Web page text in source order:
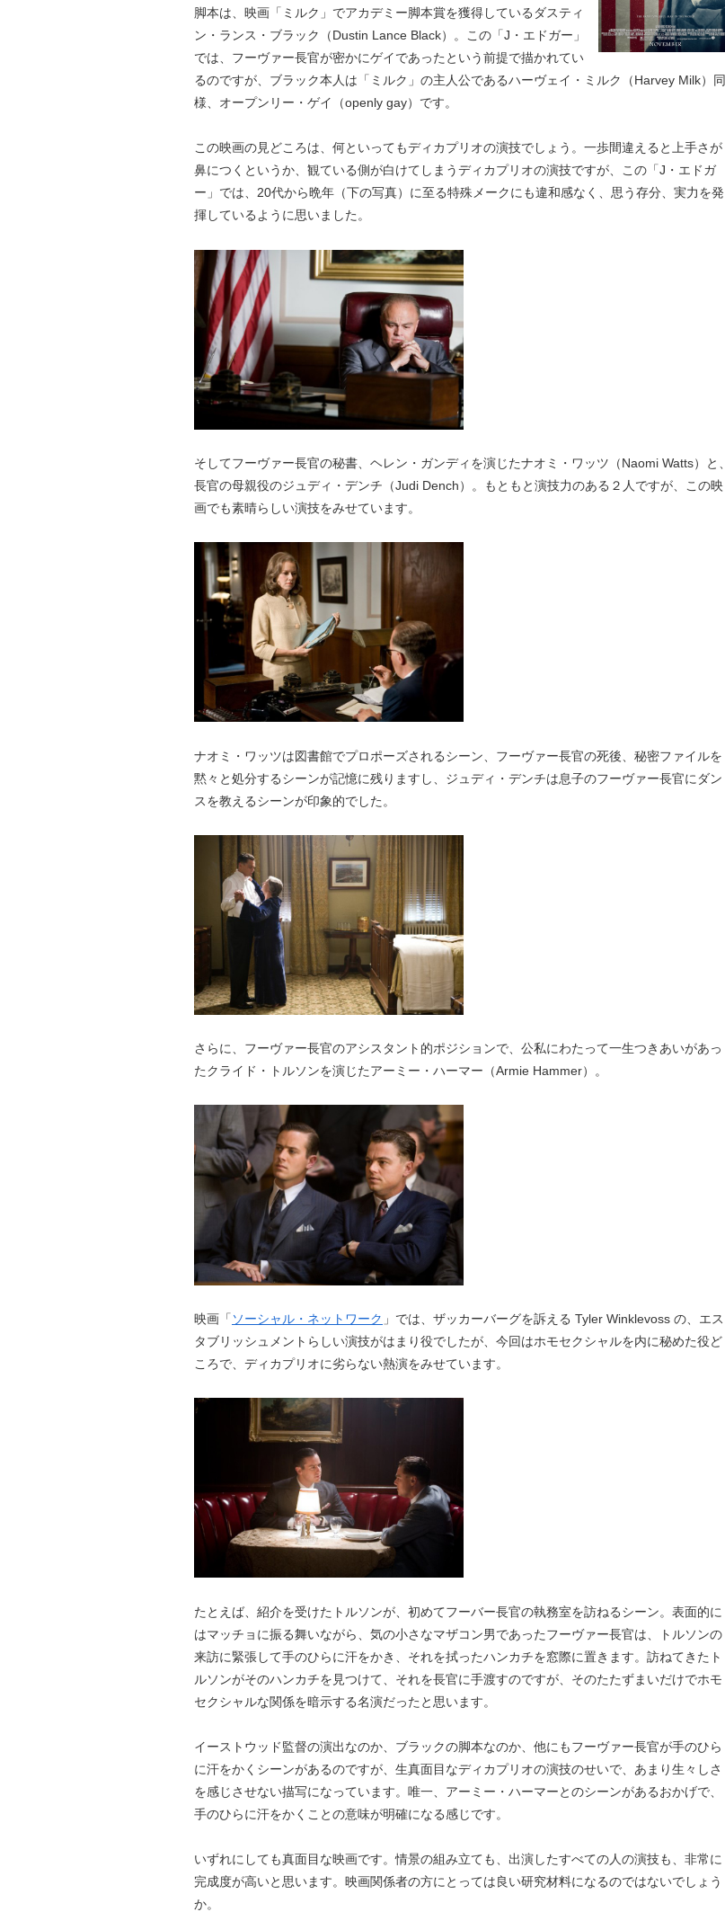
脚本は、映画「ミルク」でアカデミー脚本賞を獲得しているダスティ
ン・ランス・ブラック（Dustin Lance Black）。この「J・エドガー」
では、フーヴァー長官が密かにゲイであったという前提で描かれてい
るのですが、ブラック本人は「ミルク」の主人公であるハーヴェイ・ミルク（Harvey Milk）同
様、オープンリー・ゲイ（openly gay）です。
この映画の見どころは、何といってもディカプリオの演技でしょう。一歩間違えると上手さが
鼻につくというか、観ている側が白けてしまうディカプリオの演技ですが、この「J・エドガ
ー」では、20代から晩年（下の写真）に至る特殊メークにも違和感なく、思う存分、実力を発
揮しているように思いました。
そしてフーヴァー長官の秘書、ヘレン・ガンディを演じたナオミ・ワッツ（Naomi Watts）と、
長官の母親役のジュディ・デンチ（Judi Dench）。もともと演技力のある２人ですが、この映
画でも素晴らしい演技をみせています。
ナオミ・ワッツは図書館でプロポーズされるシーン、フーヴァー長官の死後、秘密ファイルを
黙々と処分するシーンが記憶に残りますし、ジュディ・デンチは息子のフーヴァー長官にダン
スを教えるシーンが印象的でした。
さらに、フーヴァー長官のアシスタント的ポジションで、公私にわたって一生つきあいがあっ
たクライド・トルソンを演じたアーミー・ハーマー（Armie Hammer）。
映画「 ソーシャル・ネットワーク 」では、ザッカーバーグを訴える Tyler Winklevoss の、エス
タブリッシュメントらしい演技がはまり役でしたが、今回はホモセクシャルを内に秘めた役ど
ころで、ディカプリオに劣らない熱演をみせています。
たとえば、紹介を受けたトルソンが、初めてフーバー長官の執務室を訪ねるシーン。表面的に
はマッチョに振る舞いながら、気の小さなマザコン男であったフーヴァー長官は、トルソンの
来訪に緊張して手のひらに汗をかき、それを拭ったハンカチを窓際に置きます。訪ねてきたト
ルソンがそのハンカチを見つけて、それを長官に手渡すのですが、そのたたずまいだけでホモ
セクシャルな関係を暗示する名演だったと思います。
イーストウッド監督の演出なのか、ブラックの脚本なのか、他にもフーヴァー長官が手のひら
に汗をかくシーンがあるのですが、生真面目なディカプリオの演技のせいで、あまり生々しさ
を感じさせない描写になっています。唯一、アーミー・ハーマーとのシーンがあるおかげで、
手のひらに汗をかくことの意味が明確になる感じです。
いずれにしても真面目な映画です。情景の組み立ても、出演したすべての人の演技も、非常に
完成度が高いと思います。映画関係者の方にとっては良い研究材料になるのではないでしょう
か。